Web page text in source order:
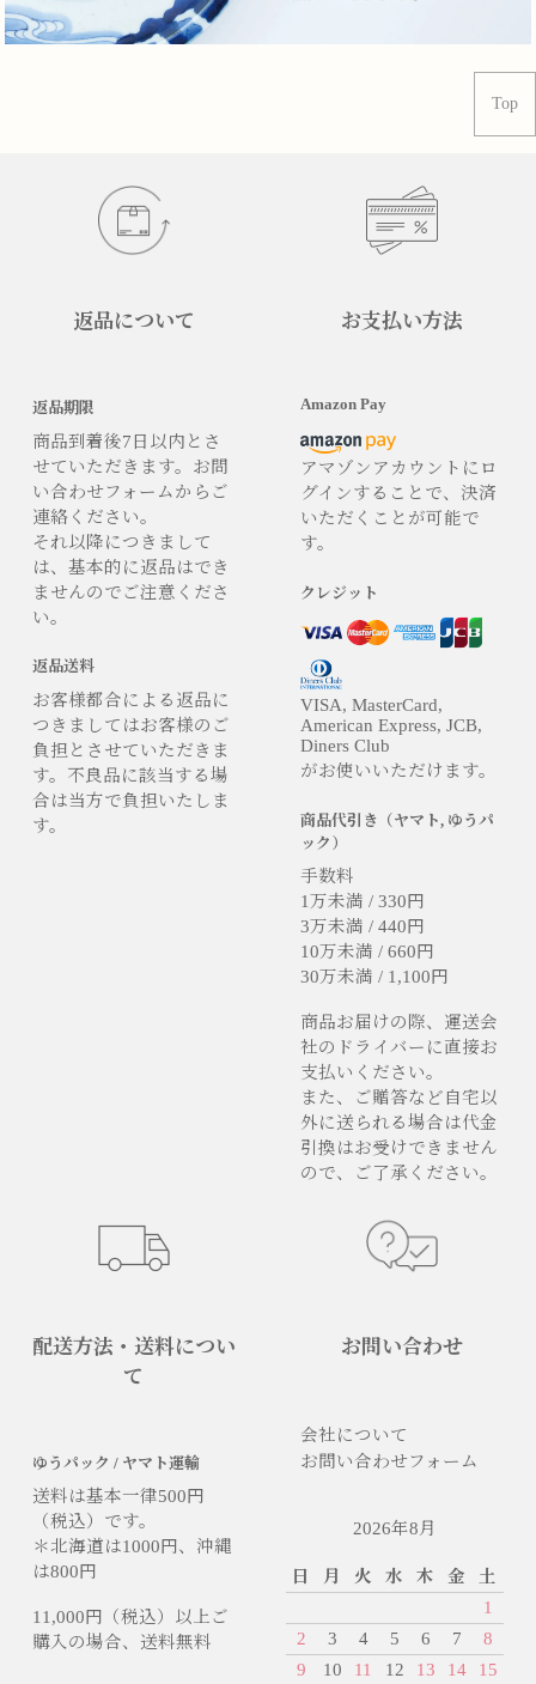
Top
返品について
返品期限
商品到着後7日以内とさ
せていただきます。お問
い合わせフォームからご
連絡ください。
それ以降につきまして
は、基本的に返品はでき
ませんのでご注意くださ
い。
返品送料
お客様都合による返品に
つきましてはお客様のご
負担とさせていただきま
す。不良品に該当する場
合は当方で負担いたしま
す。
お支払い方法
Amazon Pay
アマゾンアカウントにロ
グインすることで、決済
いただくことが可能で
す。
クレジット
VISA, MasterCard,
American Express, JCB,
Diners Club
がお使いいただけます。
商品代引き（ヤマト, ゆうパ
ック）
手数料
1万未満 / 330円
3万未満 / 440円
10万未満 / 660円
30万未満 / 1,100円
商品お届けの際、運送会
社のドライバーに直接お
支払いください。
また、ご贈答など自宅以
外に送られる場合は代金
引換はお受けできません
ので、ご了承ください。
配送方法・送料につい
て
ゆうパック / ヤマト運輸
送料は基本一律500円
（税込）です。
＊北海道は1000円、沖縄
は800円
11,000円（税込）以上ご
購入の場合、送料無料
お問い合わせ
会社について
お問い合わせフォーム
2026年8月
日 月 火 水 木 金
土
1
2
3 4 5 6 7
8
9
10 11 12 13 14 15